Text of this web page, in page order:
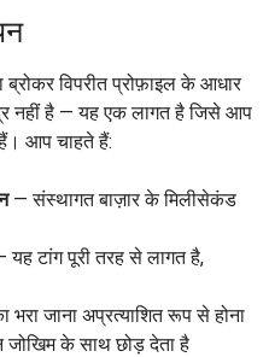
ब्रोकर विपरीत प्रोफ़ाइल के आधार
नहीं है — यह एक लागत है जिसे आप
आप चाहते हैं:
— संस्थागत बाज़ार के मिलीसेकंड
टांग पूरी तरह से लागत है,
जाना अप्रत्याशित रूप से होना
के साथ छोड़ देता है